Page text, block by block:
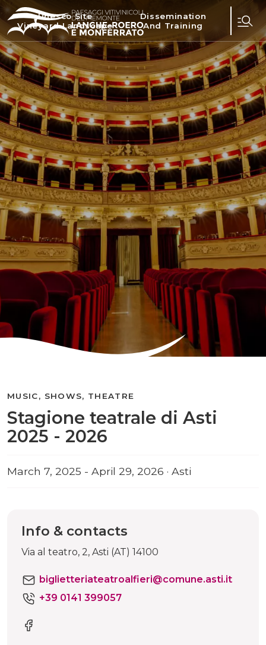
Unesco Site
Vineyard Landscape
Dissemination
And Training
Stagione teatrale di Asti
2025 - 2026
MUSIC, SHOWS, THEATRE
March 7, 2025 - April 29, 2026 · Asti
Info & contacts
Via al teatro, 2, Asti (AT) 14100
biglietteriateatroalfieri@comune.asti.it
+39 0141 399057